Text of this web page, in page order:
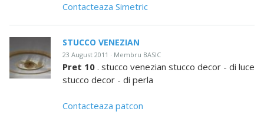
Contacteaza Simetric
STUCCO VENEZIAN
23 August 2011 · Membru BASIC
Pret 10 . stucco venezian stucco decor - di luce
stucco decor - di perla
Contacteaza patcon